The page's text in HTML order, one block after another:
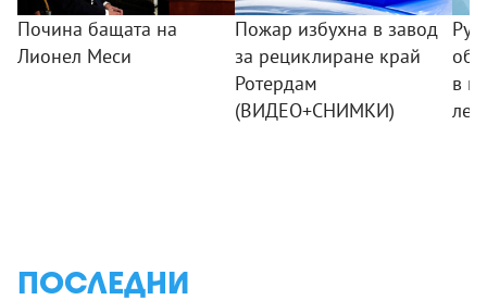
Почина бащата на
Лионел Меси
Пожар избухна в завод
за рециклиране край
Ротердам
(ВИДЕО+СНИМКИ)
в
ПОСЛЕДНИ